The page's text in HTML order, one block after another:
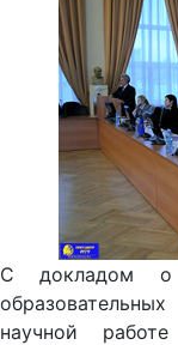
С докладом о
научной